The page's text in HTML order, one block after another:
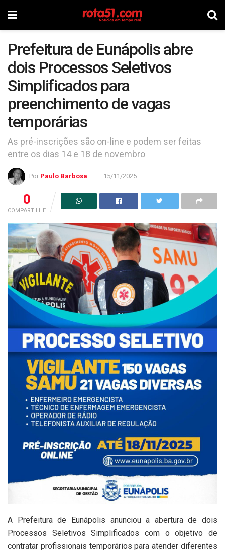
Prefeitura de Eunápolis abre
dois Processos Seletivos
Simplificados para
preenchimento de vagas
temporárias
As pré-inscrições são on-line e podem ser feitas
entre os dias 14 e 18 de novembro
Por Paulo Barbosa 15/11/2025
0
COMPARTILHE
A Prefeitura de Eunápolis anunciou a abertura de dois
Processos Seletivos Simplificados com o objetivo de
contratar profissionais temporários para atender diferentes